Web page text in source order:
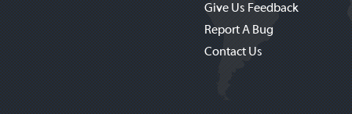
Give Us Feedback
Report A Bug
Contact Us